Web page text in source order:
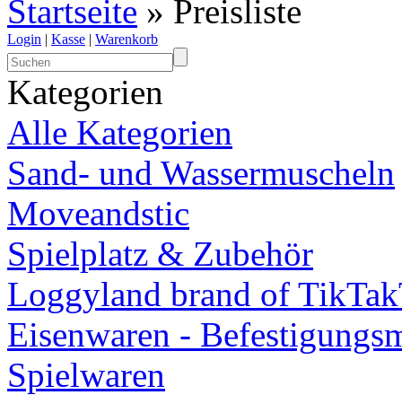
Startseite » Preisliste
Login | Kasse | Warenkorb
Kategorien
Alle Kategorien
Sand- und Wassermuscheln
Moveandstic
Spielplatz & Zubehör
Loggyland brand of
Eisenwaren -
Spielwaren